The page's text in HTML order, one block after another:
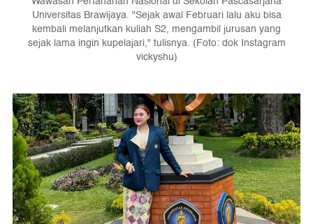
Universitas Brawijaya. "Sejak awal Februari lalu aku bisa
kembali melanjutkan kuliah S2, mengambil jurusan yang
sejak lama ingin kupelajari," tulisnya. (Foto: dok Instagram
vickyshu)